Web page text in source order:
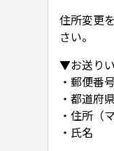
住所変更
さい。
▼お送り
・郵便番
・都道府県
・住所（
・氏名